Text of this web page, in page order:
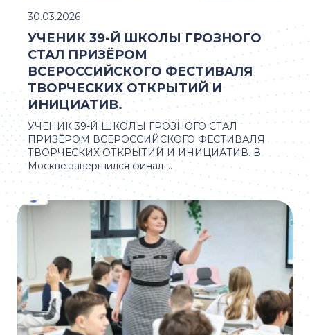
УЧЕНИК 39-Й ШКОЛЫ ГРОЗНОГО СТАЛ
ПРИЗЁРОМ ВСЕРОССИЙСКОГО ФЕСТИВАЛЯ
ТВОРЧЕСКИХ ОТКРЫТИЙ И ИНИЦИАТИВ. В
Москве завершился финал ...
УЧЕНИК 39-Й ШКОЛЫ ГРОЗНОГО
СТАЛ ПРИЗЁРОМ
ВСЕРОССИЙСКОГО ФЕСТИВАЛЯ
ТВОРЧЕСКИХ ОТКРЫТИЙ И
ИНИЦИАТИВ.
30.03.2026